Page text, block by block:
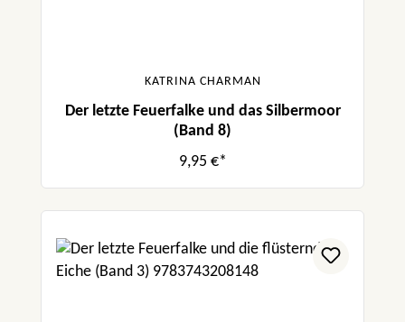
KATRINA CHARMAN
Der letzte Feuerfalke und das Silbermoor
(Band 8)
9,95 €*